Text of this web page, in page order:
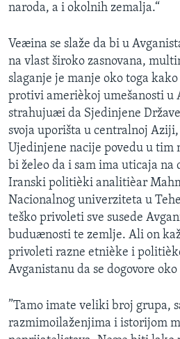
naroda, a i okolnih zemalja.“
Veæina se slaže da bi u
na vlast široko zasnovana,
slaganje je manje oko toga
protivi amerièkoj umešanosti u
strahujuæi da Sjedinjene
svoja uporišta u centralnoj
Ujedinjene nacije povedu u
bi želeo da i sam ima uticaja
Iranski politièki analitièar
Nacionalnog univerziteta u
teško privoleti sve susede
buduænosti te zemlje. Ali on
privoleti razne etnièke i
Avganistanu da se dogovore
”Tamo imate veliki broj grupa,
razmimoilaženjima i istorijom